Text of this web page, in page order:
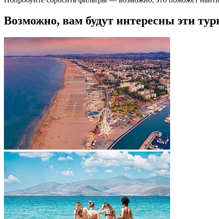
Возможно, вам будут интересны эти